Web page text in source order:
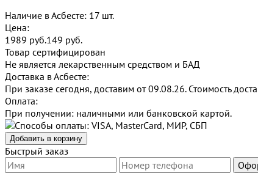
Наличие в Асбесте: 17 шт.
Цена:
1989 руб.149 руб.
Товар сертифицирован
Не является лекарственным средством и БАД
Доставка в Асбесте:
При заказе сегодня, доставим от 09.08.26. Стоимость
Оплата:
При получении: наличными или банковской картой.
Добавить в корзину
Быстрый заказ